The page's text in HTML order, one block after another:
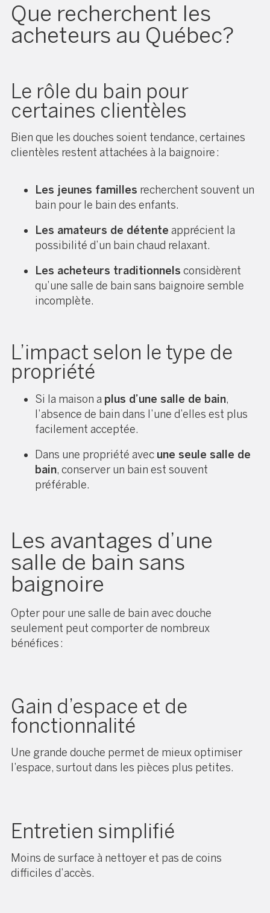
Que recherchent les
acheteurs au Québec?
Le rôle du bain pour
certaines clientèles
Bien que les douches soient tendance, certaines
clientèles restent attachées à la baignoire :
Les jeunes familles recherchent souvent un
bain pour le bain des enfants.
Les amateurs de détente apprécient la
possibilité d’un bain chaud relaxant.
Les acheteurs traditionnels considèrent
qu’une salle de bain sans baignoire semble
incomplète.
L’impact selon le type de
propriété
Si la maison a plus d’une salle de bain,
l’absence de bain dans l’une d’elles est plus
facilement acceptée.
Dans une propriété avec une seule salle de
bain, conserver un bain est souvent
préférable.
Les avantages d’une
salle de bain sans
baignoire
Opter pour une salle de bain avec douche
seulement peut comporter de nombreux
bénéfices :
Gain d’espace et de
fonctionnalité
Une grande douche permet de mieux optimiser
l’espace, surtout dans les pièces plus petites.
Entretien simplifié
Moins de surface à nettoyer et pas de coins
difficiles d’accès.